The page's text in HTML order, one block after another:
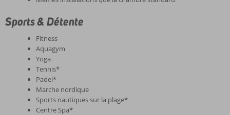
Sports & Détente
Fitness
Aquagym
Yoga
Tennis*
Padel*
Marche nordique
Sports nautiques sur la plage*
Centre Spa*